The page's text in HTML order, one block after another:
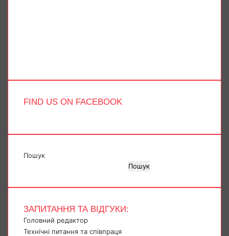
FIND US ON FACEBOOK
Пошук
Пошук
ЗАПИТАННЯ ТА ВІДГУКИ:
Головний редактор
Технічні питання та співпраця